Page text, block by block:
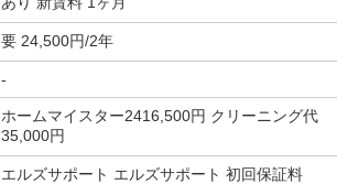
要 24,500円/2年
-
ホームマイスター2416,500円 クリーニング代
35,000円
エルズサポート エルズサポート 初回保証料